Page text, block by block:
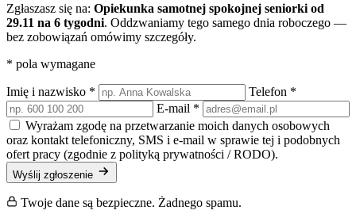
Zgłaszasz się na: Opiekunka samotnej spokojnej seniorki od
29.11 na 6 tygodni. Oddzwaniamy tego samego dnia roboczego —
bez zobowiązań omówimy szczegóły.
* pola wymagane
Imię i nazwisko * Telefon *
E-mail *
Wyrażam zgodę na przetwarzanie moich danych osobowych
oraz kontakt telefoniczny, SMS i e-mail w sprawie tej i podobnych
ofert pracy (zgodnie z polityką prywatności / RODO).
Wyślij zgłoszenie
Twoje dane są bezpieczne. Żadnego spamu.